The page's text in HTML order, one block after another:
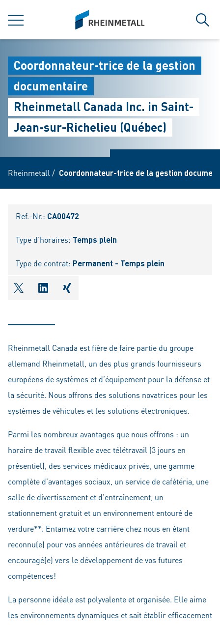
MENÜ
siteLogo
Coordonnateur-trice de la gestion
documentaire
Rheinmetall Canada Inc. in Saint-
Jean-sur-Richelieu (Québec)
Rheinmetall / Coordonnateur-trice de la gestion
Ref.-Nr.: CA00472
Type d'horaires: Temps plein
Type de contrat: Permanent - Temps plein
shareOntwitter
shareOnlinkedIn
shareOnxing
Rheinmetall Canada est fière de faire partie du groupe
allemand Rheinmetall, un des plus grands fournisseurs
européens de systèmes et d’équipement pour la défense et
la sécurité. Nous offrons des solutions novatrices pour les
systèmes de véhicules et les solutions électroniques.
Parmi les nombreux avantages que nous offrons : un
horaire de travail flexible avec télétravail (3 jours en
présentiel), des services médicaux privés, une gamme
complète d’avantages sociaux, un service de cafétéria, une
salle de divertissement et d’entraînement, un
stationnement gratuit et un environnement entouré de
verdure**. Entamez votre carrière chez nous en étant
reconnu(e) pour vos années antérieures de travail et
encouragé(e) vers le développement de vos futures
compétences!
La personne idéale est polyvalente et organisée. Elle aime
les environnements dynamiques et sait établir efficacement